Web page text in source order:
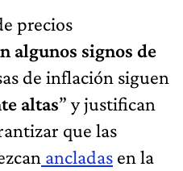
precios
algunos signos de
de inflación siguen
altas” y justifican
que las
ancladas en la